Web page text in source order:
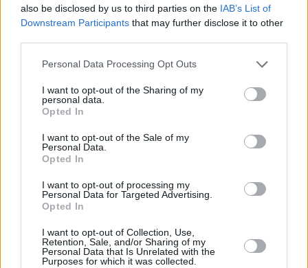
also be disclosed by us to third parties on the IAB’s List of
Downstream Participants that may further disclose it to other
Please note that this website/app uses one or more Google
not limited to your visit or usage behaviour. You may click to
grant or deny consent to Google and its third-party tags to
use your data for below specified purposes in below Google
consent section.
Personal Data Processing Opt Outs
I want to opt-out of the Sharing of my
personal data.
Opted In
I want to opt-out of the Sale of my
Personal Data.
Opted In
I want to opt-out of processing my
Personal Data for Targeted Advertising.
Opted In
I want to opt-out of Collection, Use,
Retention, Sale, and/or Sharing of my
Personal Data that Is Unrelated with the
Purposes for which it was collected.
Support Hospitality: Το μήνυμα του Κύκλου
Επαγγελματιών Εστίασης για το άνοιγμα των
καταστημάτων
Το δικό τους μήνυμα σχετικά με το άνοιγμα των
καταστημάτων εστίασης, απευθύνουν εκπρόσωποι
του Κύκλου Επαγγελματιών Εστίασης.
13.05.2020, 21:00